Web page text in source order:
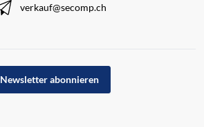
verkauf@secomp.ch
Newsletter abonnieren